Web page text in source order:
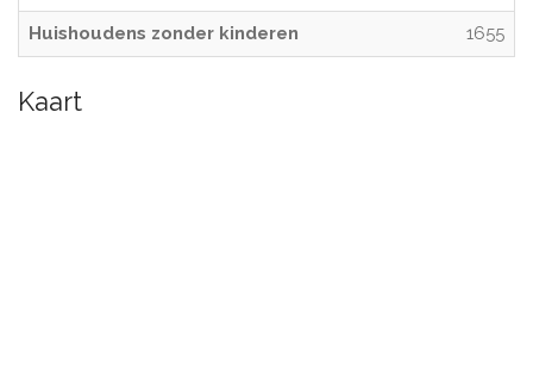
Huishoudens zonder kinderen 1655
Kaart